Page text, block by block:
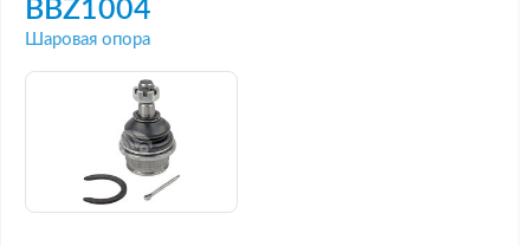
BBZ1004
Шаровая опора